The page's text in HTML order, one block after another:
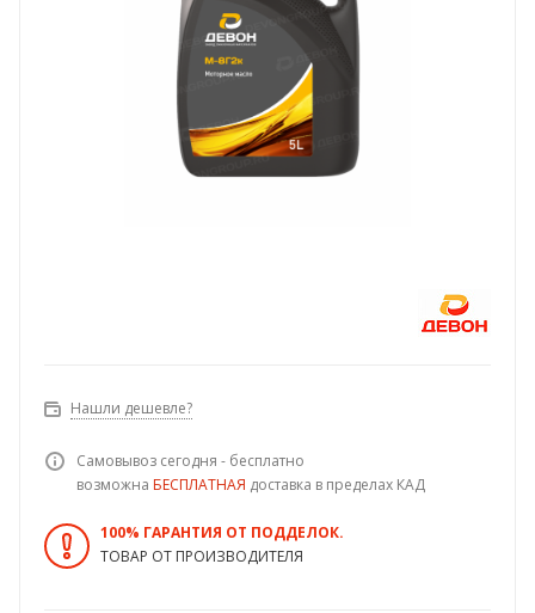
Нашли дешевле?
Самовывоз сегодня - бесплатно
возможна БЕСПЛАТНАЯ доставка в пределах КАД
100% ГАРАНТИЯ ОТ ПОДДЕЛОК.
ТОВАР ОТ ПРОИЗВОДИТЕЛЯ